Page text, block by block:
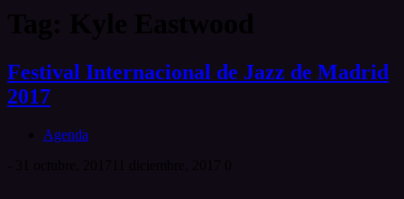
Festival Internacional de Jazz de Madrid
2017
Agenda